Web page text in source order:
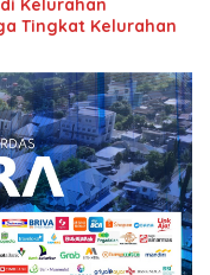
Kelurahan
Tingkat Kelurahan